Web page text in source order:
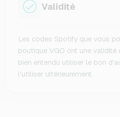
Validité
Les codes Spotify que vous
boutique VGO ont une validité
bien entendu utiliser le bon
l'utiliser ultérieurement.